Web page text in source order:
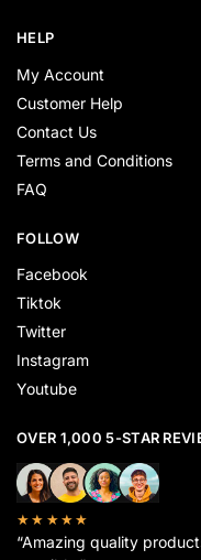
HELP
My Account
Customer Help
Contact Us
Terms and Conditions
FAQ
FOLLOW
Facebook
Tiktok
Twitter
Instagram
Youtube
OVER 1,000 5-STAR
★★★★★
“Amazing quality